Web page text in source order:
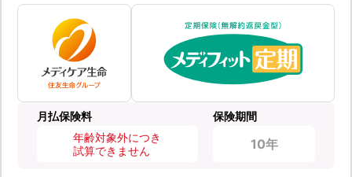
月払保険料
年齢対象外につき
試算できません
保険期間
10年